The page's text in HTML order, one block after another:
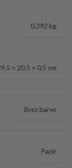
0,292 kg
× 20,5 × 0,5 cm
Brez barve
Papir